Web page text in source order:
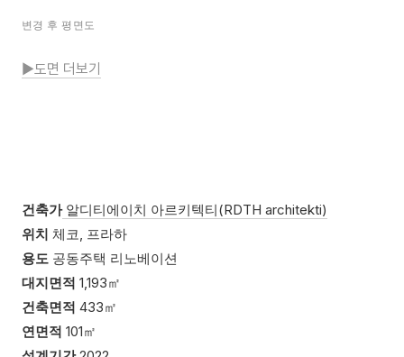
변경 후 평면도
▶도면 더보기
건축가알디티에이치 아르키텍티(RDTH architekti)
위치 체코, 프라하
용도 공동주택 리노베이션
대지면적 1,193㎡
건축면적 433㎡
연면적 101㎡